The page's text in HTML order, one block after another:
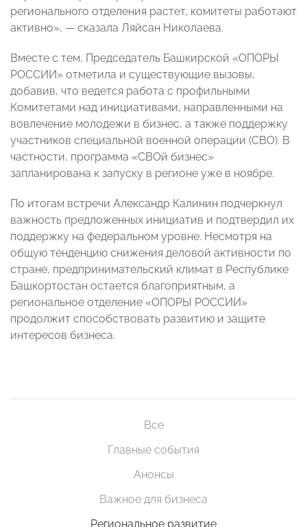
регионального отделения растет, комитеты работают
активно», — сказала Ляйсан Николаева.
Вместе с тем, Председатель Башкирской «ОПОРЫ
РОССИИ» отметила и существующие вызовы,
добавив, что ведется работа с профильными
Комитетами над инициативами, направленными на
вовлечение молодежи в бизнес, а также поддержку
участников специальной военной операции (СВО). В
частности, программа «СВОй бизнес»
запланирована к запуску в регионе уже в ноябре.
По итогам встречи Александр Калинин подчеркнул
важность предложенных инициатив и подтвердил их
поддержку на федеральном уровне. Несмотря на
общую тенденцию снижения деловой активности по
стране, предпринимательский климат в Республике
Башкортостан остается благоприятным, а
региональное отделение «ОПОРЫ РОССИИ»
продолжит способствовать развитию и защите
интересов бизнеса.
Все
Главные события
Анонсы
Важное для бизнеса
Региональное развитие